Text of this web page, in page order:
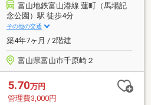
富山地鉄富山港線 蓮町（馬場記
念公園）駅 徒歩4分
その他の交通
築4年7ヶ月 / 2階建
富山県富山市千原崎２
5.70万円
管理費3,000円